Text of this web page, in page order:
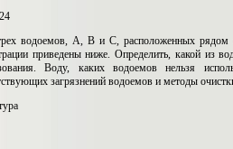
водоемов, А, В и С, расположенных рядом
приведены ниже. Определить, какой из
Воду, каких водоемов нельзя
загрязнений водоемов и методы